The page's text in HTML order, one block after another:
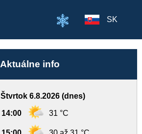
SK
Aktuálne info
Štvrtok 6.8.2026 (dnes)
14:00 31 °C